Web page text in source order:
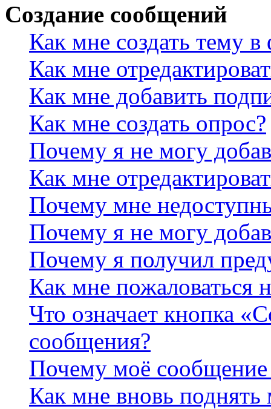
Создание сообщений
Как мне создать тему
Как мне
Как мне добавить
Как мне создать опрос?
Почему я не могу
Как мне
Почему мне
Почему я не могу
Почему я получил
Как мне пожаловаться
Что означает кнопка
сообщения?
Почему моё сообщение
Как мне вновь